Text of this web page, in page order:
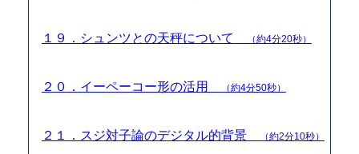
１９．シュンツとの天秤について （約4分20秒）
２０．イーペーコー形の活用 （約4分50秒）
２１．スジ対子論のデジタル的背景 （約2分10秒）